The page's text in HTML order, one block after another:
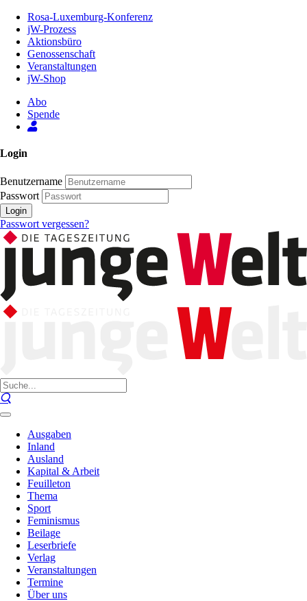
Inhalt
Seite
Rosa-Luxemburg-Konferenz
jW-Prozess
Aktionsbüro
Genossenschaft
Veranstaltungen
jW-Shop
Abo
Spende
Login
Benutzername
Passwort
Login
Passwort vergessen?
Ausgaben
Inland
Ausland
Kapital & Arbeit
Feuilleton
Thema
Sport
Feminismus
Beilage
Leserbriefe
Verlag
Veranstaltungen
Termine
Über uns